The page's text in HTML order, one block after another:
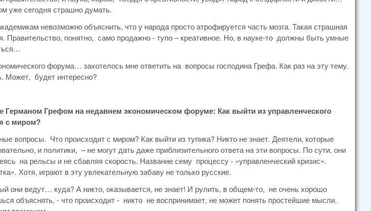
уже сегодня страшно думать.
невозможно объяснить, что у народа просто атрофируется часть мозга. Такая страшная
Правительство, понятно, само продажно - тупо – креативное. Но, в науке-то должны быть умные
форума… захотелось мне ответить на вопросы господина Грефа. Как раз на эту тему.
Может, будет интересно?
Германом Грефом на недавнем экономическом форуме: Как выйти из управленческого
с миром?
вопросы. Что происходит с миром? Как выйти из тупика? Никто не знает. Деятели, которые
и политики, – не могут дать даже приблизительного ответа на эти вопросы. По сути, они
на рельсы и не сбавляя скорость. Название сему процессу - «управленческий кризис».
Хотя, играют в эту увлекательную забаву не только русские.
они ведут… куда? А никто, оказывается, не знает! И рулить, в общем-то, не очень хорошо
объяснять, - что происходит - никто не воспринимает, не может понять простейшие мысли.